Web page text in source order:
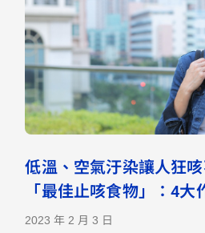
低溫、空氣汙染讓人狂
「最佳止咳食物」：4
2023 年 2 月 3 日